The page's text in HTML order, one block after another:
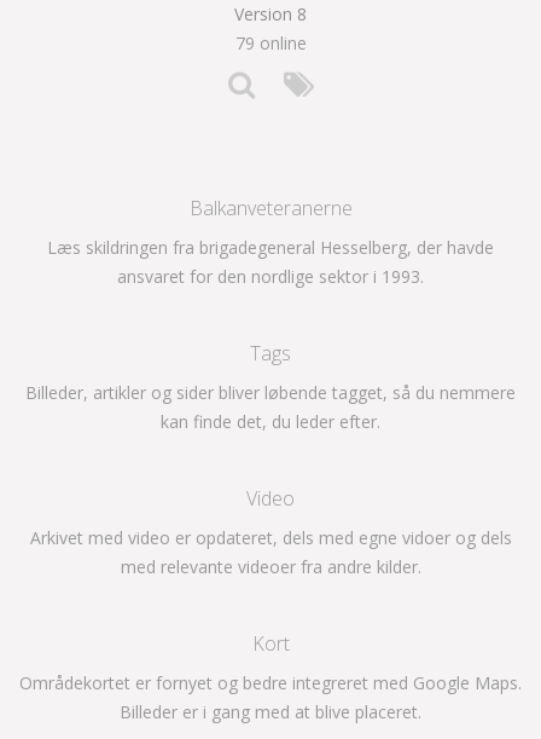
Version 8
79 online
Balkanveteranerne
Læs skildringen fra brigadegeneral Hesselberg, der havde
ansvaret for den nordlige sektor i 1993.
Tags
Billeder, artikler og sider bliver løbende tagget, så du nemmere
kan finde det, du leder efter.
Video
Arkivet med video er opdateret, dels med egne vidoer og dels
med relevante videoer fra andre kilder.
Kort
Områdekortet er fornyet og bedre integreret med Google Maps.
Billeder er i gang med at blive placeret.